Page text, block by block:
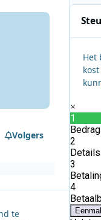
Volgers
te
Het